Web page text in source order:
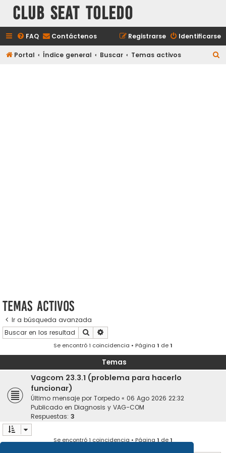
Club Seat Toledo
FAQ Contáctenos Identificarse
Registrarse
Portal Índice general Buscar Temas activos
Temas activos
Ir a búsqueda avanzada
Buscar
Se encontró 1 coincidencia • Página 1 de1
Temas
Vagcom 23.3.1 (problema para hacerlo
funcionar)
Último mensaje por Torpedo « 06 Ago 2026 22:32
Publicado en Diagnosis y VAG-COM
Respuestas: 3
Se encontró 1 coincidencia • Página1de1